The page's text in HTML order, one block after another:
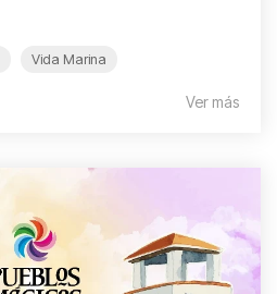
Vida Marina
Ver más